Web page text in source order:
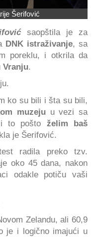
Šerifović
saopštila je za
DNK istraživanje, sa
poreklu, i otkrila da
Vranju.
ko su bili i šta su bili,
muzejuu vezi sa
i to pošto želim baš
je Šerifović.
radila preko tzv.
oko 45 dana, nakon
odakle potiču vaši
Zelandu, ali 60,9
je i logično imajući u